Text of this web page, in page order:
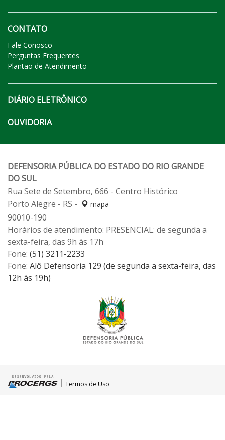
CONTATO
Fale Conosco
Perguntas Frequentes
Plantão de Atendimento
DIÁRIO ELETRÔNICO
OUVIDORIA
DEFENSORIA PÚBLICA DO ESTADO DO RIO GRANDE
DO SUL
Rua Sete de Setembro, 666 - Centro Histórico
Porto Alegre - RS -
mapa
90010-190
Horários de atendimento: PRESENCIAL: de segunda a
sexta-feira, das 9h às 17h
Fone: (51) 3211-2233
Fone: Alô Defensoria 129 (de segunda a sexta-feira, das
12h às 19h)
Termos de Uso